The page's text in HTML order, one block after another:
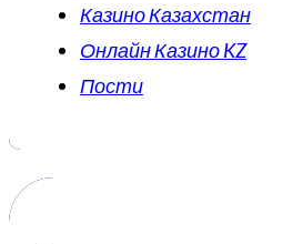
Казино Казахстан
Онлайн Казино KZ
Пости